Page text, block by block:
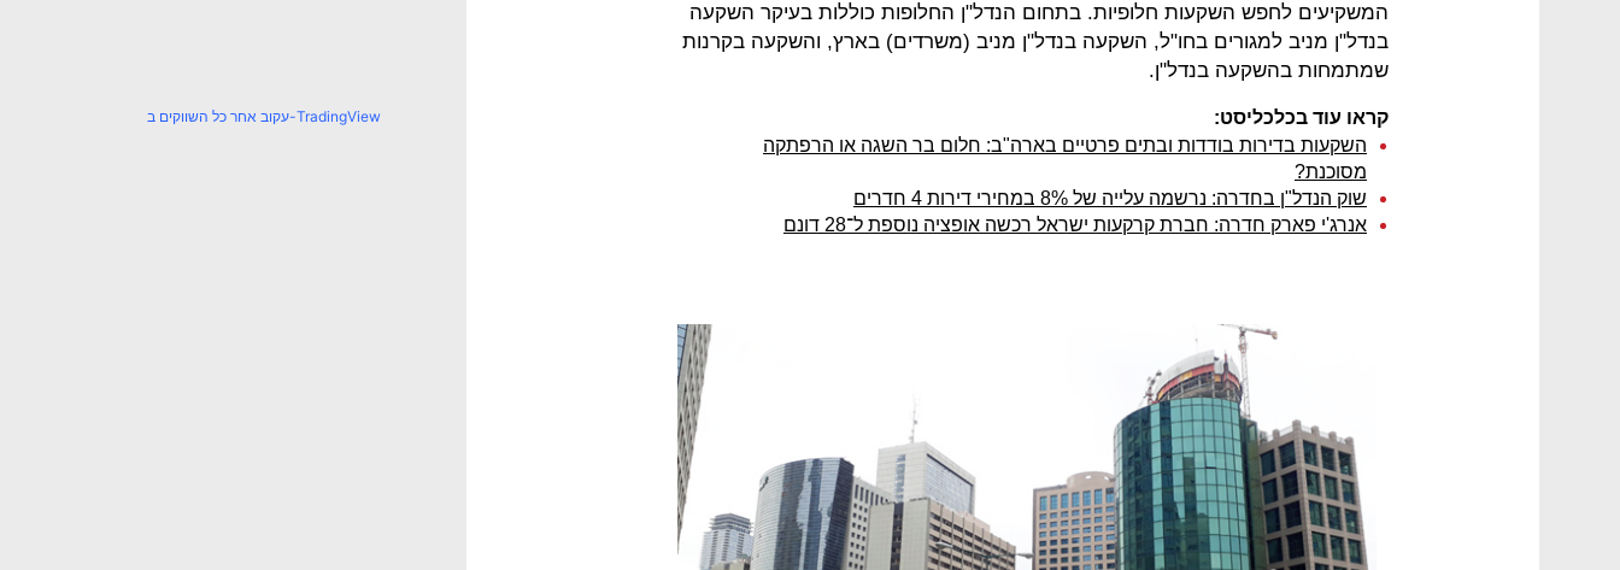
המשקיעים לחפש השקעות חלופיות. בתחום הנדל"ן החלופות כוללות בעיקר השקעה
בנדל"ן מניב למגורים בחו"ל, השקעה בנדל"ן מניב (משרדים) בארץ, והשקעה בקרנות
שמתמחות בהשקעה בנדל"ן.
קראו עוד בכלכליסט:
השקעות בדירות בודדות ובתים פרטיים בארה"ב: חלום בר השגה או הרפתקה
מסוכנת?
שוק הנדל"ן בחדרה: נרשמה עלייה של 8% במחירי דירות 4 חדרים
אנרג'י פארק חדרה: חברת קרקעות ישראל רכשה אופציה נוספת ל־28 דונם
עקוב אחר כל השווקים ב-TradingView